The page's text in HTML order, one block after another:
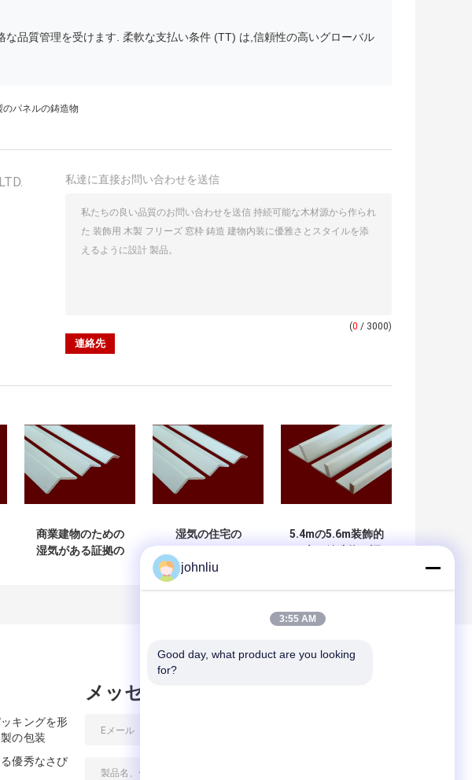
品質管理を受けます. 柔軟な支払い条件 (TT) は,信頼性の高いグローバル
のパネルの鋳造物
私達に直接お問い合わせを送信
(0 / 3000)
商業建物のための
湿気がある証拠の
湿気の住宅の
の防止の木の家具
5.4mの5.6m装飾的
キングを形
の包装
優秀なさび
メッセージ
johnliu
3:55 AM
Good day, what product are you looking
for?